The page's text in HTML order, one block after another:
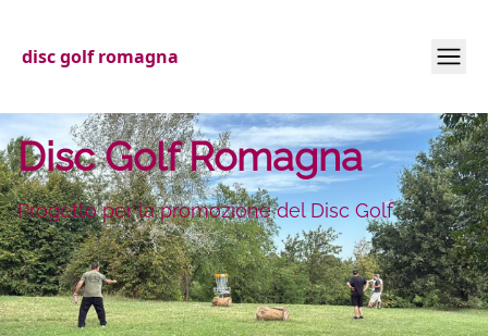
disc golf romagna
Disc Golf Romagna
Progetto per la promozione del Disc Golf